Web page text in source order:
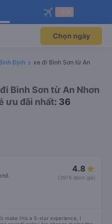
ngay!
viên độc
Mở app
máy bay qua
Mở app
Chọn ngày
Định
xe đi Bình Sơn từ An
Bình Sơn từ An Nhơn
ưu đãi nhất: 36
4.8
(3978 đánh giá)
make this a 5-star experience, I